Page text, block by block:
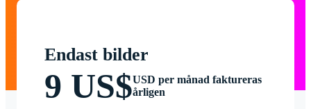
Endast bilder
9 US$USD per månad faktureras
årligen